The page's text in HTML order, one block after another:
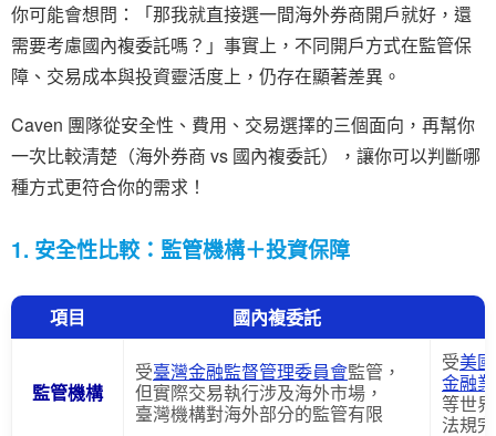
你可能會想問：「那我就直接選一間海外券商開戶就好，還
需要考慮國內複委託嗎？」事實上，不同開戶方式在監管保
障、交易成本與投資靈活度上，仍存在顯著差異。
Caven 團隊從安全性、費用、交易選擇的三個面向，再幫你
一次比較清楚（海外券商 vs 國內複委託），讓你可以判斷哪
種方式更符合你的需求！
1. 安全性比較：監管機構＋投資保障
項目 國內複委託
監管機構
受臺灣金融監督管理委員會監管，
但實際交易執行涉及海外市場，
臺灣機構對海外部分的監管有限
受美
金融
等世
法規